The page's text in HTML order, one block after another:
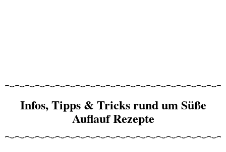
Infos, Tipps & Tricks rund um Süße
Auflauf Rezepte